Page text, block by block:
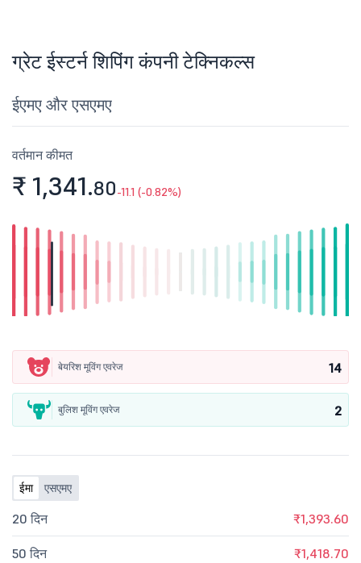
ग्रेट ईस्टर्न शिपिंग कंपनी टेक्निकल्स
ईएमए और एसएमए
वर्तमान कीमत
₹ 1,341.80-11.1 (-0.82%)
बेयरिश मूविंग एवरेज 14
बुलिश मूविंग एवरेज 2
ईमा एसएमए
20 दिन ₹1,393.60
50 दिन ₹1,418.70